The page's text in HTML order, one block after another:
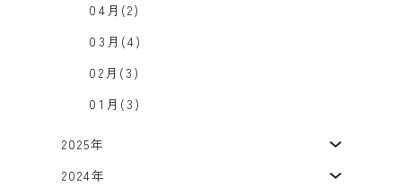
04月(2)
03月(4)
02月(3)
01月(3)
2025年
2024年